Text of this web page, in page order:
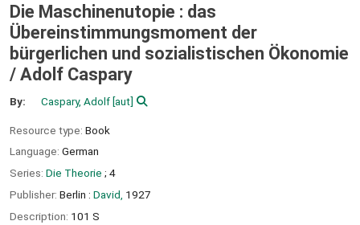
Die Maschinenutopie : das
Übereinstimmungsmoment der
bürgerlichen und sozialistischen Ökonomie
/ Adolf Caspary
By: Caspary, Adolf[aut]
Resource type: Book
Language: German
Series: Die Theorie ; 4
Publisher: Berlin : David, 1927
Description: 101 S